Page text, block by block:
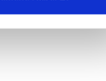
gösterilmeyecektir."
kullanılmaktadır. Bu
sunulması
sizlere yönelik